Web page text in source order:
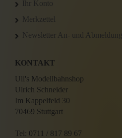
Ihr Konto
Merkzettel
Newsletter An- und Abmeldung
KONTAKT
Uli's Modellbahnshop
Ulrich Schneider
Im Kappelfeld 30
70469 Stuttgart
Tel: 0711 / 817 89 67